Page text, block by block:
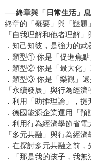
──終章與「日常生活」
終章的「概要」與「謎題」
「自我理解和他者理解
．知己知彼，是強力的武
．類型① 你是「促進焦
．類型② 你是「最大化
．類型③ 你是「樂觀」
「永續發展」與行為經濟
．利用「助推理論」，
．德國能源企業運用「預
．利用行為經濟學節省電
「多元共融」與行為經濟
．在探討多元共融之前
．「那是我的孩子，我無